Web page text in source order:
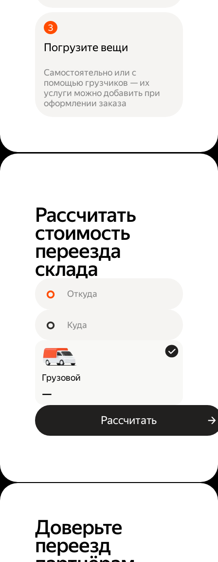
Погрузите вещи
Самостоятельно или с
помощью грузчиков — их
услуги можно добавить при
оформлении заказа
Рассчитать
стоимость
переезда
склада
Грузовой
—
Рассчитать
Доверьте
переезд